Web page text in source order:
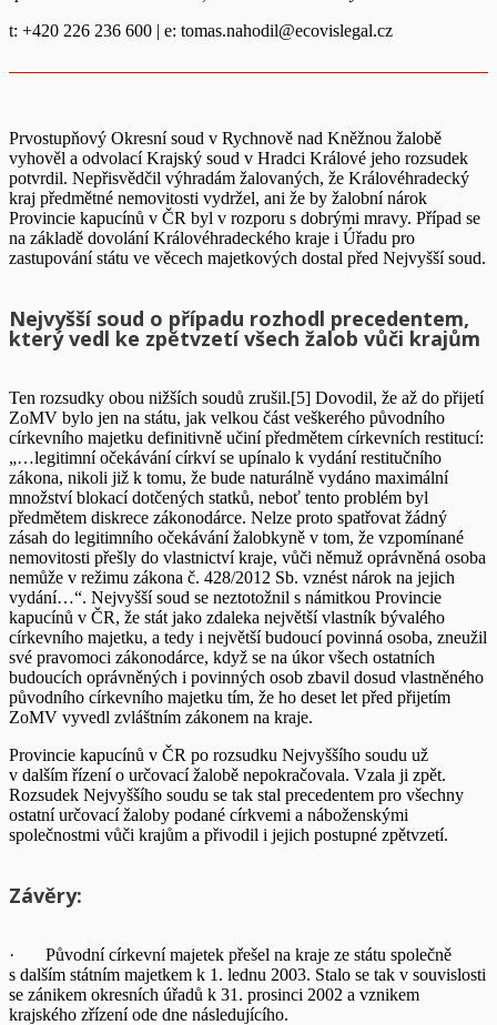
t: +420 226 236 600 | e: tomas.nahodil@ecovislegal.cz
Prvostupňový Okresní soud v Rychnově nad Kněžnou žalobě
vyhověl a odvolací Krajský soud v Hradci Králové jeho rozsudek
potvrdil. Nepřisvědčil výhradám žalovaných, že Královéhradecký
kraj předmětné nemovitosti vydržel, ani že by žalobní nárok
Provincie kapucínů v ČR byl v rozporu s dobrými mravy. Případ se
na základě dovolání Královéhradeckého kraje i Úřadu pro
zastupování státu ve věcech majetkových dostal před Nejvyšší soud.
Nejvyšší soud o případu rozhodl precedentem,
který vedl ke zpětvzetí všech žalob vůči krajům
Ten rozsudky obou nižších soudů zrušil.[5] Dovodil, že až do přijetí
ZoMV bylo jen na státu, jak velkou část veškerého původního
církevního majetku definitivně učiní předmětem církevních restitucí:
„…legitimní očekávání církví se upínalo k vydání restitučního
zákona, nikoli již k tomu, že bude naturálně vydáno maximální
množství blokací dotčených statků, neboť tento problém byl
předmětem diskrece zákonodárce. Nelze proto spatřovat žádný
zásah do legitimního očekávání žalobkyně v tom, že vzpomínané
nemovitosti přešly do vlastnictví kraje, vůči němuž oprávněná osoba
nemůže v režimu zákona č. 428/2012 Sb. vznést nárok na jejich
vydání…“. Nejvyšší soud se neztotožnil s námitkou Provincie
kapucínů v ČR, že stát jako zdaleka největší vlastník bývalého
církevního majetku, a tedy i největší budoucí povinná osoba, zneužil
své pravomoci zákonodárce, když se na úkor všech ostatních
budoucích oprávněných i povinných osob zbavil dosud vlastněného
původního církevního majetku tím, že ho deset let před přijetím
ZoMV vyvedl zvláštním zákonem na kraje.
Provincie kapucínů v ČR po rozsudku Nejvyššího soudu už
v dalším řízení o určovací žalobě nepokračovala. Vzala ji zpět.
Rozsudek Nejvyššího soudu se tak stal precedentem pro všechny
ostatní určovací žaloby podané církvemi a náboženskými
společnostmi vůči krajům a přivodil i jejich postupné zpětvzetí.
Závěry:
· Původní církevní majetek přešel na kraje ze státu společně
s dalším státním majetkem k 1. lednu 2003. Stalo se tak v souvislosti
se zánikem okresních úřadů k 31. prosinci 2002 a vznikem
krajského zřízení ode dne následujícího.